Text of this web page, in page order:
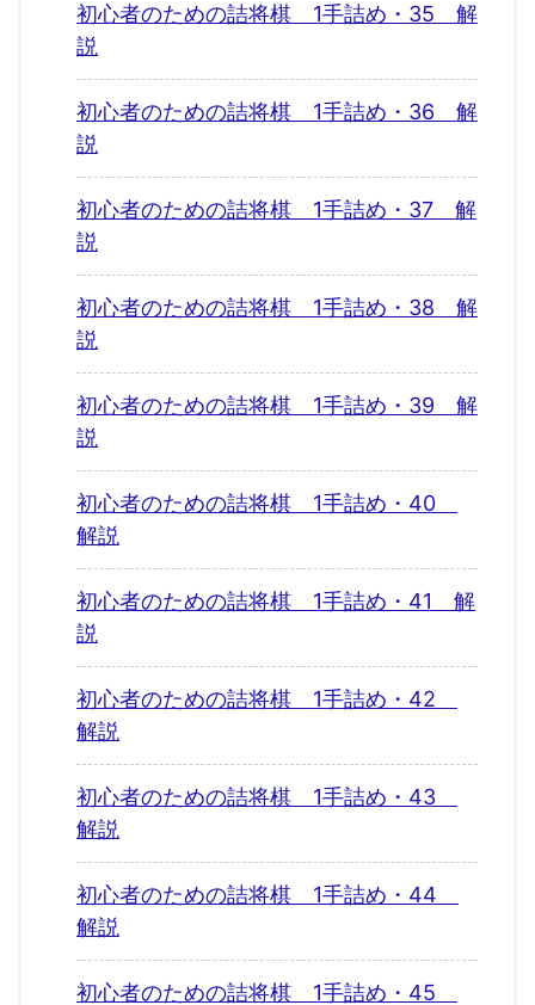
初心者のための詰将棋 1手詰め・35 解
説
初心者のための詰将棋 1手詰め・36 解
説
初心者のための詰将棋 1手詰め・37 解
説
初心者のための詰将棋 1手詰め・38 解
説
初心者のための詰将棋 1手詰め・39 解
説
初心者のための詰将棋 1手詰め・40
解説
初心者のための詰将棋 1手詰め・41 解
説
初心者のための詰将棋 1手詰め・42
解説
初心者のための詰将棋 1手詰め・43
解説
初心者のための詰将棋 1手詰め・44
解説
初心者のための詰将棋 1手詰め・45